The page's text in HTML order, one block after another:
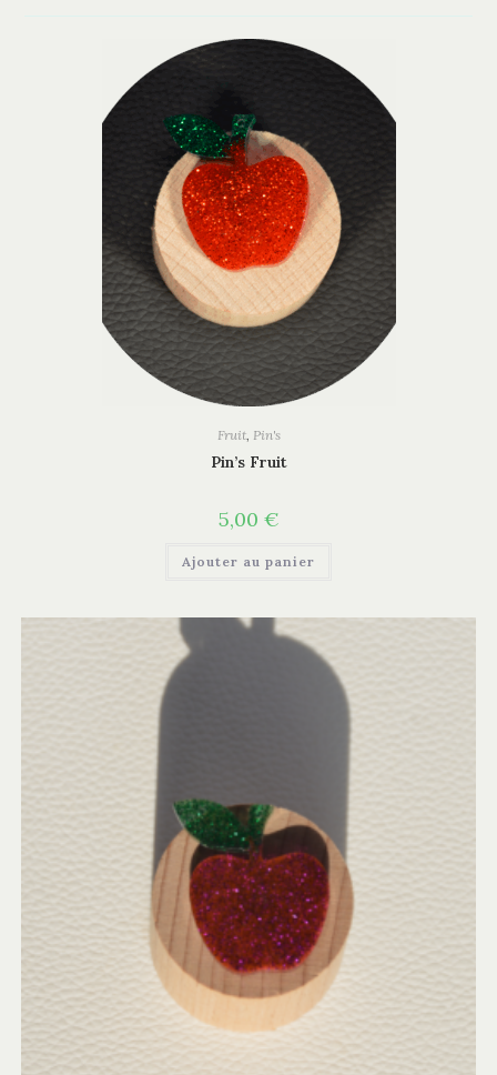
Fruit, Pin's
Pin’s Fruit
5,00 €
Ajouter au panier